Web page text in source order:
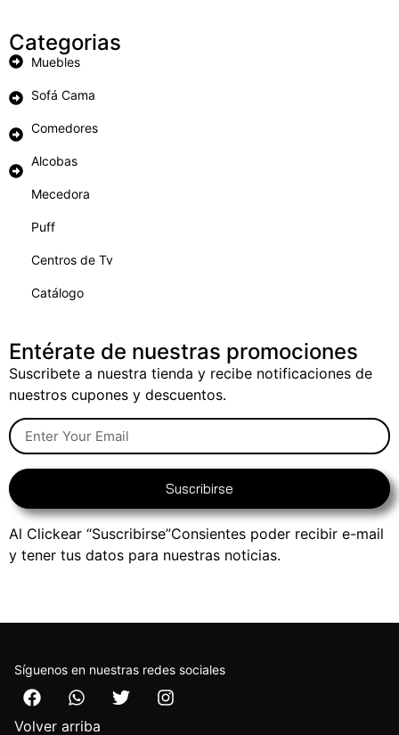
Categorias
Muebles
Sofá Cama
Comedores
Alcobas
Mecedora
Puff
Centros de Tv
Catálogo
Entérate de nuestras promociones
Suscribete a nuestra tienda y recibe notificaciones de
nuestros cupones y descuentos.
Suscribirse
Al Clickear “Suscribirse”Consientes poder recibir e-mail
y tener tus datos para nuestras noticias.
Síguenos en nuestras redes sociales
Volver arriba